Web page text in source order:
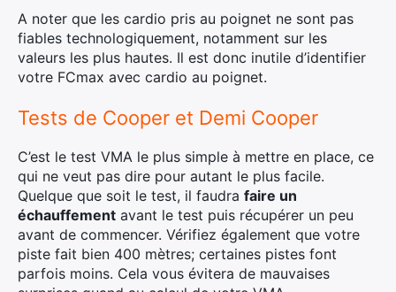
A noter que les cardio pris au poignet ne sont pas
fiables technologiquement, notamment sur les
valeurs les plus hautes. Il est donc inutile d’identifier
votre FCmax avec cardio au poignet.
Tests de Cooper et Demi Cooper
C’est le test VMA le plus simple à mettre en place, ce
qui ne veut pas dire pour autant le plus facile.
Quelque que soit le test, il faudra faire un
échauffement avant le test puis récupérer un peu
avant de commencer. Vérifiez également que votre
piste fait bien 400 mètres; certaines pistes font
parfois moins. Cela vous évitera de mauvaises